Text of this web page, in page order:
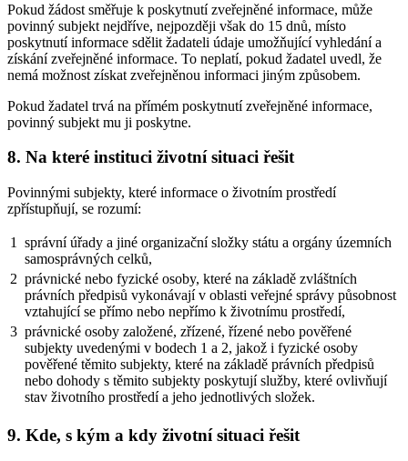
Pokud žádost směřuje k poskytnutí zveřejněné informace, může
povinný subjekt nejdříve, nejpozději však do 15 dnů, místo
poskytnutí informace sdělit žadateli údaje umožňující vyhledání a
získání zveřejněné informace. To neplatí, pokud žadatel uvedl, že
nemá možnost získat zveřejněnou informaci jiným způsobem.
Pokud žadatel trvá na přímém poskytnutí zveřejněné informace,
povinný subjekt mu ji poskytne.
8. Na které instituci životní situaci řešit
Povinnými subjekty, které informace o životním prostředí
zpřístupňují, se rozumí:
1
správní úřady a jiné organizační složky státu a orgány územních
samosprávných celků,
2 právnické nebo fyzické osoby, které na základě zvláštních
právních předpisů vykonávají v oblasti veřejné správy působnost
vztahující se přímo nebo nepřímo k životnímu prostředí,
3 právnické osoby založené, zřízené, řízené nebo pověřené
subjekty uvedenými v bodech 1 a 2, jakož i fyzické osoby
pověřené těmito subjekty, které na základě právních předpisů
nebo dohody s těmito subjekty poskytují služby, které ovlivňují
stav životního prostředí a jeho jednotlivých složek.
9. Kde, s kým a kdy životní situaci řešit